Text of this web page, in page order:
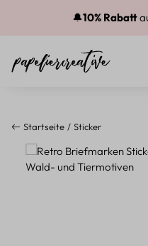
Zum Hauptinhalt springen
🔔10% Rabatt
Startseite Sticker
Bildergalerie überspringen